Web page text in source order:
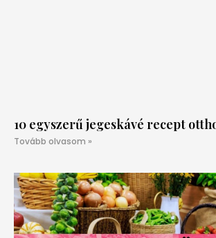
10 egyszerű jegeskávé recept
Tovább olvasom »